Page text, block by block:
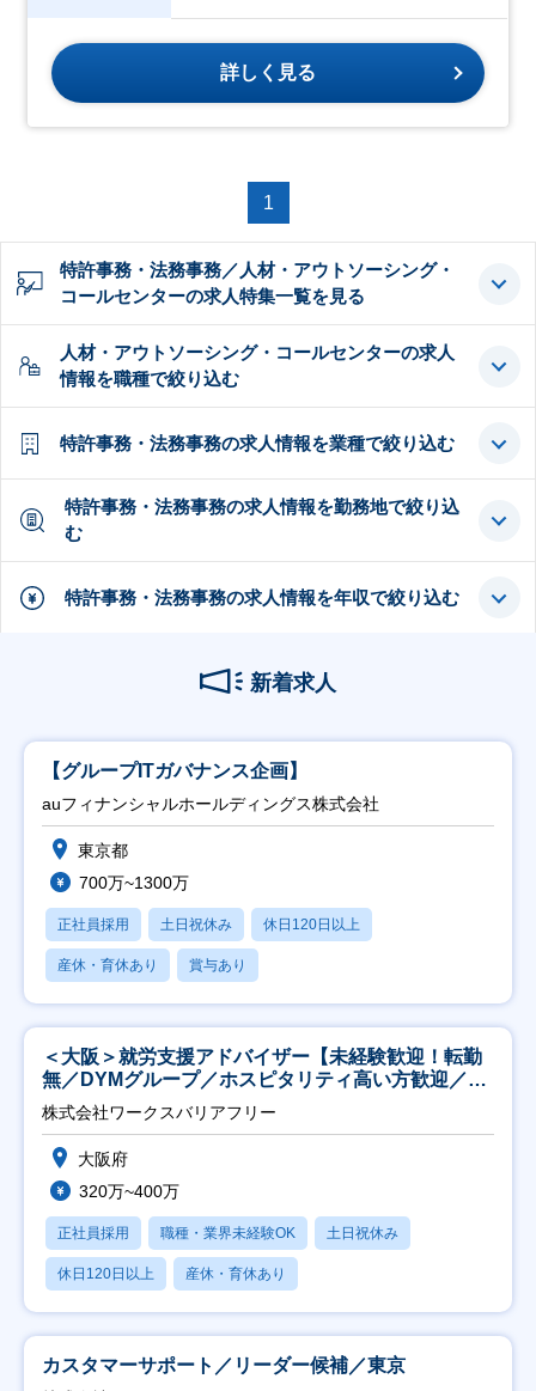
詳しく見る
1
特許事務・法務事務／人材・アウトソーシング・
コールセンターの求人特集一覧を見る
人材・アウトソーシング・コールセンターの求人
情報を職種で絞り込む
特許事務・法務事務の求人情報を業種で絞り込む
特許事務・法務事務の求人情報を勤務地で絞り込
む
特許事務・法務事務の求人情報を年収で絞り込む
新着求人
【グループITガバナンス企画】
auフィナンシャルホールディングス株式会社
東京都
700万~1300万
正社員採用 土日祝休み 休日120日以上
産休・育休あり 賞与あり
＜大阪＞就労支援アドバイザー【未経験歓迎！転勤
無／DYMグループ／ホスピタリティ高い方歓迎／土
日祝】
株式会社ワークスバリアフリー
大阪府
320万~400万
正社員採用 職種・業界未経験OK 土日祝休み
休日120日以上 産休・育休あり
カスタマーサポート／リーダー候補／東京